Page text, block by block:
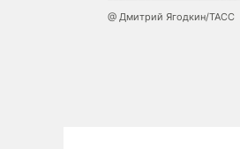
@ Дмитрий Ягодкин/ТАСС